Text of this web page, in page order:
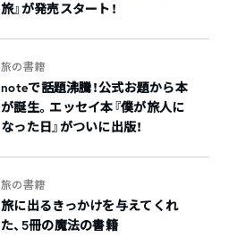
旅』が発売スタート！
旅の書籍
noteで話題沸騰！公式お題から本
が誕生。エッセイ本『僕が旅人に
なった日』がついに出版！
旅の書籍
旅に出るきっかけを与えてくれ
た、5冊の魔法の書籍